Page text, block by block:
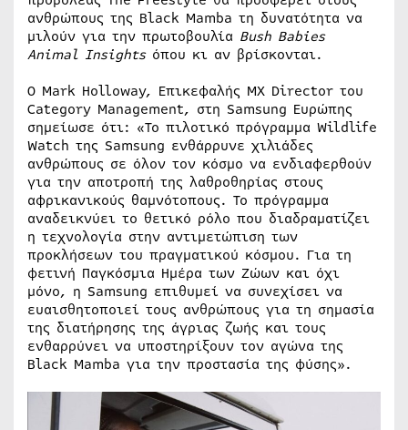
ανθρώπους της Black Mamba τη δυνατότητα να
μιλούν για την πρωτοβουλία Bush Babies
Animal Insightsόπου κι αν βρίσκονται.
Ο Mark Holloway, Επικεφαλής MX Director του
Category Management, στη Samsung Ευρώπης
σημείωσε ότι: «Το πιλοτικό πρόγραμμα Wildlife
Watch της Samsung ενθάρρυνε χιλιάδες
ανθρώπους σε όλον τον κόσμο να ενδιαφερθούν
για την αποτροπή της λαθροθηρίας στους
αφρικανικούς θαμνότοπους. Το πρόγραμμα
αναδεικνύει το θετικό ρόλο που διαδραματίζει
η τεχνολογία στην αντιμετώπιση των
προκλήσεων του πραγματικού κόσμου. Για τη
φετινή Παγκόσμια Ημέρα των Ζώων και όχι
μόνο, η Samsung επιθυμεί να συνεχίσει να
ευαισθητοποιεί τους ανθρώπους για τη σημασία
της διατήρησης της άγριας ζωής και τους
ενθαρρύνει να υποστηρίξουν τον αγώνα της
Black Mamba για την προστασία της φύσης».